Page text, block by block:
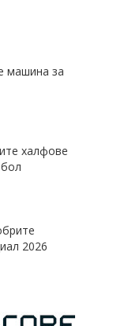
машина за
халфове
2026